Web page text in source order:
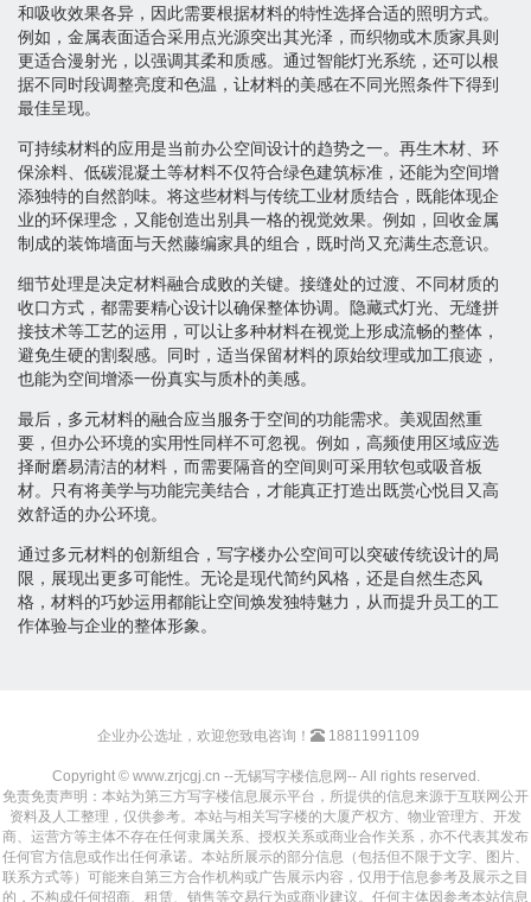
和吸收效果各异，因此需要根据材料的特性选择合适的照明方式。
例如，金属表面适合采用点光源突出其光泽，而织物或木质家具则
更适合漫射光，以强调其柔和质感。通过智能灯光系统，还可以根
据不同时段调整亮度和色温，让材料的美感在不同光照条件下得到
最佳呈现。
可持续材料的应用是当前办公空间设计的趋势之一。再生木材、环
保涂料、低碳混凝土等材料不仅符合绿色建筑标准，还能为空间增
添独特的自然韵味。将这些材料与传统工业材质结合，既能体现企
业的环保理念，又能创造出别具一格的视觉效果。例如，回收金属
制成的装饰墙面与天然藤编家具的组合，既时尚又充满生态意识。
细节处理是决定材料融合成败的关键。接缝处的过渡、不同材质的
收口方式，都需要精心设计以确保整体协调。隐藏式灯光、无缝拼
接技术等工艺的运用，可以让多种材料在视觉上形成流畅的整体，
避免生硬的割裂感。同时，适当保留材料的原始纹理或加工痕迹，
也能为空间增添一份真实与质朴的美感。
最后，多元材料的融合应当服务于空间的功能需求。美观固然重
要，但办公环境的实用性同样不可忽视。例如，高频使用区域应选
择耐磨易清洁的材料，而需要隔音的空间则可采用软包或吸音板
材。只有将美学与功能完美结合，才能真正打造出既赏心悦目又高
效舒适的办公环境。
通过多元材料的创新组合，写字楼办公空间可以突破传统设计的局
限，展现出更多可能性。无论是现代简约风格，还是自然生态风
格，材料的巧妙运用都能让空间焕发独特魅力，从而提升员工的工
作体验与企业的整体形象。
企业办公选址，欢迎您致电咨询！ 18811991109
Copyright © www.zrjcgj.cn --无锡写字楼信息网-- All rights reserved.
免责免责声明：本站为第三方写字楼信息展示平台，所提供的信息来源于互联网公开
资料及人工整理，仅供参考。本站与相关写字楼的大厦产权方、物业管理方、开发
商、运营方等主体不存在任何隶属关系、授权关系或商业合作关系，亦不代表其发布
任何官方信息或作出任何承诺。本站所展示的部分信息（包括但不限于文字、图片、
联系方式等）可能来自第三方合作机构或广告展示内容，仅用于信息参考及展示之目
的，不构成任何招商、租赁、销售等交易行为或商业建议。任何主体因参考本站信息